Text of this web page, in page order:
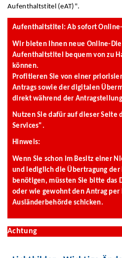
Aufenthaltstitel (eAT)".
Aufenthaltstitel: Ab sofort
Wir bieten Ihnen neue Online-
Aufenthaltstitel bequem von zu
können.
Profitieren Sie von einer
Antrags sowie der digitalen
direkt während der
Nutzen Sie dafür auf dieser Seite
Services".
Hinweis:
Wenn Sie schon im Besitz einer
und lediglich die Übertragung
benötigen, müssten Sie bitte das
oder wie gewohnt den Antrag per
Ausländerbehörde schicken.
Achtung